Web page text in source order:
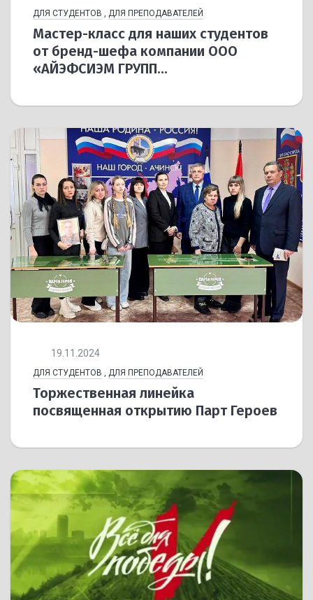
ДЛЯ СТУДЕНТОВ ДЛЯ ПРЕПОДАВАТЕЛЕЙ
Мастер-класс для наших студентов
от бренд-шефа компании ООО
«АЙЭФСИЭМ ГРУПП...
19.11.2024
ДЛЯ СТУДЕНТОВ , ДЛЯ ПРЕПОДАВАТЕЛЕЙ
Торжественная линейка
посвященная открытию Парт Героев